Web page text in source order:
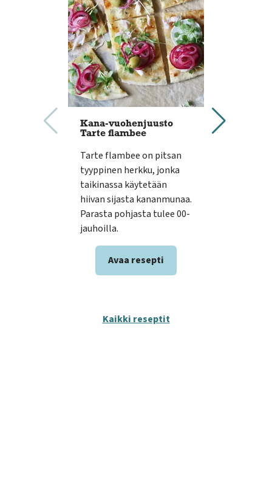
Kana-vuohenjuusto
Tarte flambee
Tarte flambee on pitsan
tyyppinen herkku, jonka
taikinassa käytetään
hiivan sijasta kananmunaa.
Parasta pohjasta tulee 00-
jauhoilla.
Avaa resepti
Kaikki reseptit